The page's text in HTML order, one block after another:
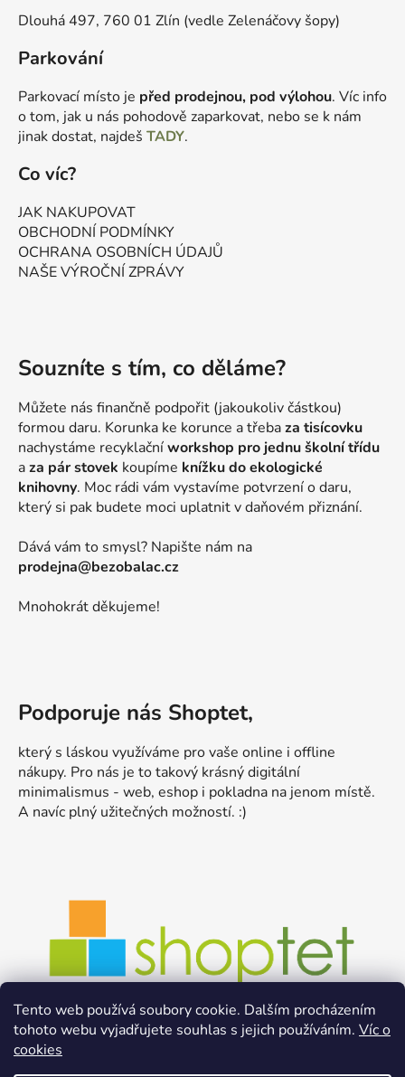
Tento web používá soubory cookie. Dalším procházením
tohoto webu vyjadřujete souhlas s jejich používáním. Víc o
cookies
Dlouhá 497, 760 01 Zlín (vedle Zelenáčovy šopy)
Parkování
Parkovací místo je před prodejnou, pod výlohou. Víc info
o tom, jak u nás pohodově zaparkovat, nebo se k nám
jinak dostat, najdeš TADY.
Co víc?
JAK NAKUPOVAT
OBCHODNÍ PODMÍNKY
OCHRANA OSOBNÍCH ÚDAJŮ
NAŠE VÝROČNÍ ZPRÁVY
Souzníte s tím, co děláme?
Můžete nás finančně podpořit (jakoukoliv částkou)
formou daru. Korunka ke korunce a třebaza tisícovku
nachystáme recyklačníworkshop pro jednu školní třídu
aza pár stovek koupíme knížku do ekologické
knihovny. Moc rádi vám vystavíme potvrzení o daru,
který si pak budete moci uplatnit v daňovém přiznání.
Dává vám to smysl? Napište nám na
prodejna@bezobalac.cz
Mnohokrát děkujeme!
Podporuje nás Shoptet,
který s láskou využíváme pro vaše online i offline
nákupy. Pro nás je to takový krásný digitální
minimalismus - web, eshop i pokladna na jenom místě.
A navíc plný užitečných možností. :)